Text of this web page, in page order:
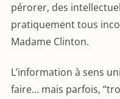
pérorer, des
pratiquement tous
Madame Clinton.
L’information à sens
faire… mais parfois,